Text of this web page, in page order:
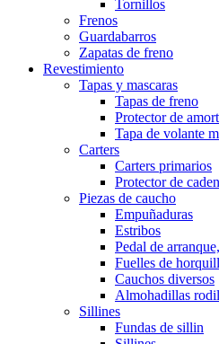
Tornillos
Frenos
Guardabarros
Zapatas de freno
Revestimiento
Tapas y mascaras
Tapas de freno
Protector de
Tapa de volante
Carters
Carters primarios
Protector de
Piezas de caucho
Empuñaduras
Estribos
Pedal de
Fuelles de
Cauchos diversos
Almohadillas
Sillines
Fundas de sillin